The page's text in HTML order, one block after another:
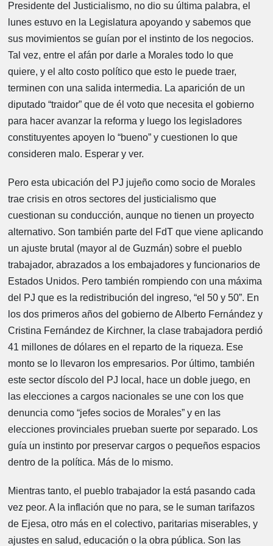
Presidente del Justicialismo, no dio su última palabra, el
lunes estuvo en la Legislatura apoyando y sabemos que
sus movimientos se guían por el instinto de los negocios.
Tal vez, entre el afán por darle a Morales todo lo que
quiere, y el alto costo político que esto le puede traer,
terminen con una salida intermedia. La aparición de un
diputado “traidor” que de él voto que necesita el gobierno
para hacer avanzar la reforma y luego los legisladores
constituyentes apoyen lo “bueno” y cuestionen lo que
consideren malo. Esperar y ver.
Pero esta ubicación del PJ jujeño como socio de Morales
trae crisis en otros sectores del justicialismo que
cuestionan su conducción, aunque no tienen un proyecto
alternativo. Son también parte del FdT que viene aplicando
un ajuste brutal (mayor al de Guzmán) sobre el pueblo
trabajador, abrazados a los embajadores y funcionarios de
Estados Unidos. Pero también rompiendo con una máxima
del PJ que es la redistribución del ingreso, “el 50 y 50”. En
los dos primeros años del gobierno de Alberto Fernández y
Cristina Fernández de Kirchner, la clase trabajadora perdió
41 millones de dólares en el reparto de la riqueza. Ese
monto se lo llevaron los empresarios. Por último, también
este sector díscolo del PJ local, hace un doble juego, en
las elecciones a cargos nacionales se une con los que
denuncia como “jefes socios de Morales” y en las
elecciones provinciales prueban suerte por separado. Los
guía un instinto por preservar cargos o pequeños espacios
dentro de la política. Más de lo mismo.
Mientras tanto, el pueblo trabajador la está pasando cada
vez peor. A la inflación que no para, se le suman tarifazos
de Ejesa, otro más en el colectivo, paritarias miserables, y
ajustes en salud, educación o la obra pública. Son las